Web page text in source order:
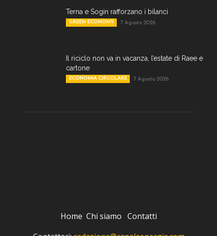
Terna e Sogin rafforzano i bilanci
GREEN ECONOMY 7 Agosto 2026
Il riciclo non va in vacanza, l’estate di Raee e
cartone
ECONOMIA CIRCOLARE 7 Agosto 2026
Home Chi siamo Contatti